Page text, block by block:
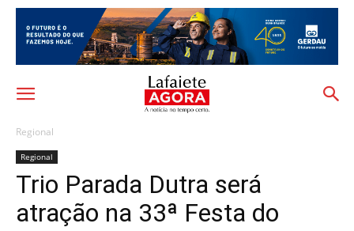
Regional
Regional
Trio Parada Dutra será
atração na 33ª Festa do